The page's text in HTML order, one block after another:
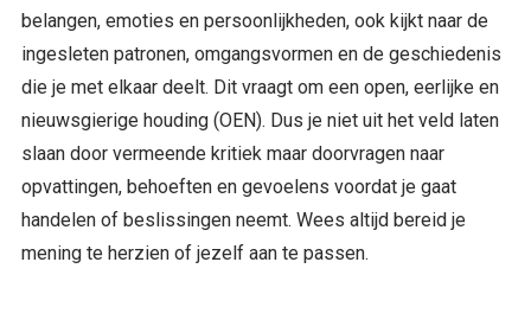
belangen, emoties en persoonlijkheden, ook kijkt naar de
ingesleten patronen, omgangsvormen en de geschiedenis
die je met elkaar deelt. Dit vraagt om een open, eerlijke en
nieuwsgierige houding (OEN). Dus je niet uit het veld laten
slaan door vermeende kritiek maar doorvragen naar
opvattingen, behoeften en gevoelens voordat je gaat
handelen of beslissingen neemt. Wees altijd bereid je
mening te herzien of jezelf aan te passen.